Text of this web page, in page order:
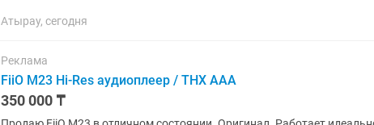
Атырау, сегодня
Реклама
FiiO M23 Hi-Res аудиоплеер / THX AAA
350 000 ₸